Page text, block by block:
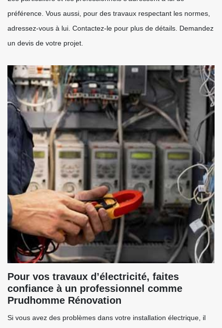
préférence. Vous aussi, pour des travaux respectant les normes,
adressez-vous à lui. Contactez-le pour plus de détails. Demandez
un devis de votre projet.
Pour vos travaux d’électricité, faites
confiance à un professionnel comme
Prudhomme Rénovation
Si vous avez des problèmes dans votre installation électrique, il